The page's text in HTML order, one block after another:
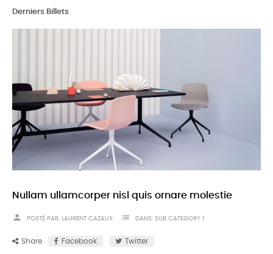
Derniers Billets
Nullam ullamcorper nisl quis ornare molestie
Share Facebook Twitter
person POSTÉ PAR: LAURENT CAZAUX list DANS: SUB CATEGORY 1